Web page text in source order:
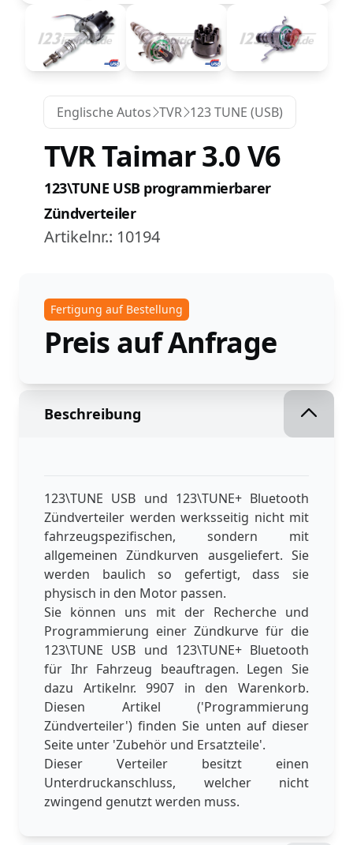
Englische Autos TVR 123 TUNE (USB)
TVR Taimar 3.0 V6
123\TUNE USB programmierbarer
Zündverteiler
Artikelnr.: 10194
Fertigung auf Bestellung
Preis auf Anfrage
Beschreibung
123\TUNE USB und 123\TUNE+ Bluetooth
Zündverteiler werden werksseitig nicht mit
fahrzeugspezifischen, sondern mit
allgemeinen Zündkurven ausgeliefert. Sie
werden baulich so gefertigt, dass sie
physisch in den Motor passen.
Sie können uns mit der Recherche und
Programmierung einer Zündkurve für die
123\TUNE USB und 123\TUNE+ Bluetooth
für Ihr Fahrzeug beauftragen. Legen Sie
dazu Artikelnr. 9907 in den Warenkorb.
Diesen Artikel ('Programmierung
Zündverteiler') finden Sie unten auf dieser
Seite unter 'Zubehör und Ersatzteile'.
Dieser Verteiler besitzt einen
Unterdruckanschluss, welcher nicht
zwingend genutzt werden muss.